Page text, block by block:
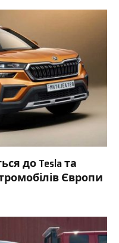
до Tesla та
Європи